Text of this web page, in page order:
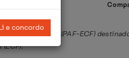
Fiscal (PAF-ECF)
e concordo